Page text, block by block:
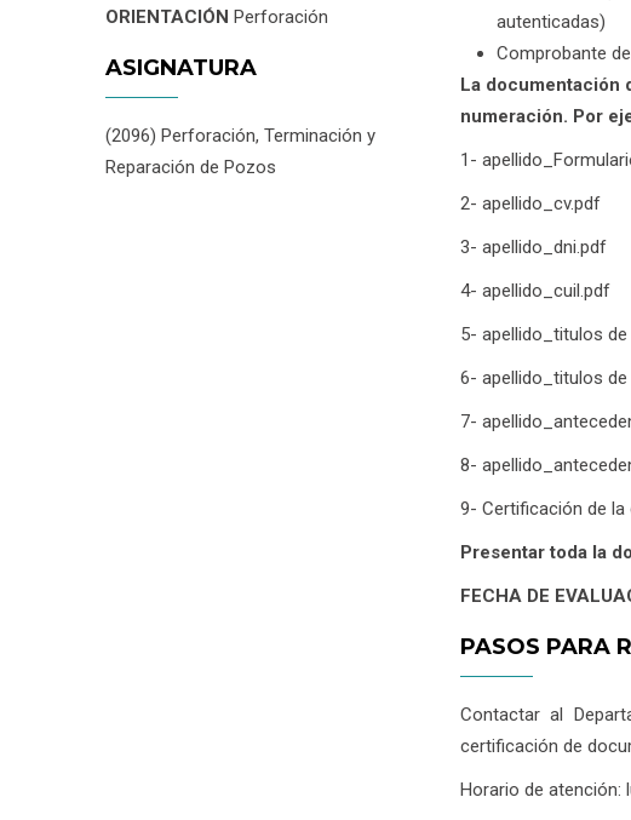
ORIENTACIÓN Perforación
ASIGNATURA
(2096) Perforación, Terminación y
Reparación de Pozos
autenticadas)
Comprobante
La documentación
numeración. Por
1-
2- apellido_cv.pdf
3- apellido_dni.pdf
4- apellido_cuil.pdf
5- apellido_titulos
6- apellido_titulos
7-
8-
9- Certificación de
Presentar toda la
FECHA DE
PASOS PARA
Contactar al
certificación de
Horario de atención: